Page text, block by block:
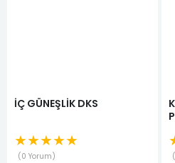
İÇ GÜNEŞLİK DKS
★★★★★
0 Yorum